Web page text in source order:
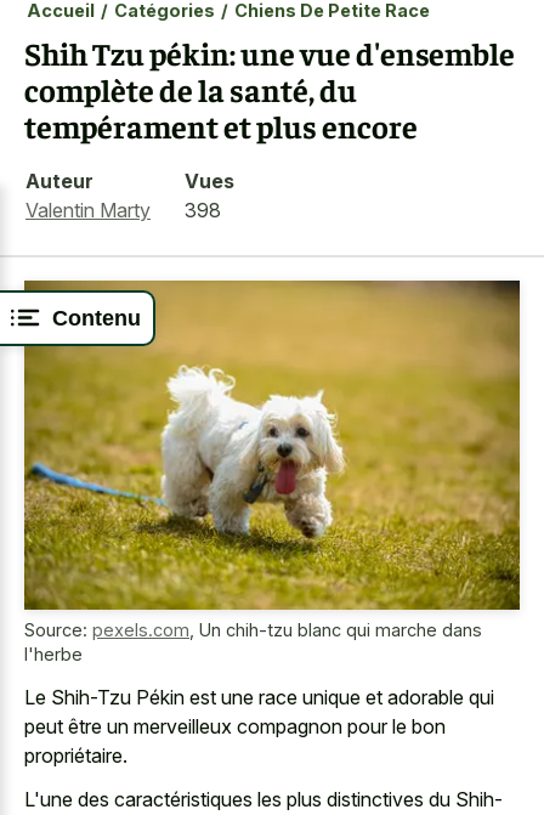
Contenu
Accueil / Catégories / Chiens De Petite Race
Shih Tzu pékin: une vue d'ensemble
complète de la santé, du
tempérament et plus encore
Auteur
Valentin Marty
Vues
398
Source: pexels.com Un chih-tzu blanc qui marche dans
l'herbe
Le Shih-Tzu Pékin est une race unique et adorable qui
peut être un merveilleux compagnon pour le bon
propriétaire.
L'une des caractéristiques les plus distinctives du Shih-